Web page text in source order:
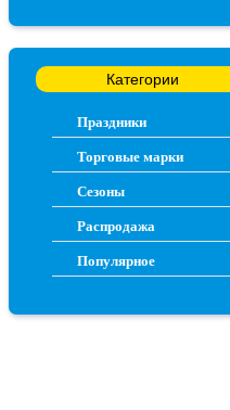
Категории
Праздники
Торговые марки
Сезоны
Распродажа
Популярное